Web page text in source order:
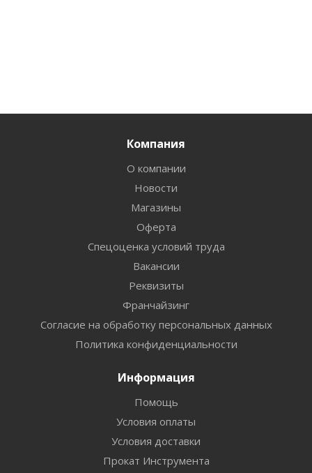
Компания
О компании
Новости
Магазины
Оферта
Спецоценка условий труда
Вакансии
Реквизиты
Франчайзинг
Согласие на обработку персональных данных
Политика конфиденциальности
Информация
Помощь
Условия оплаты
Условия доставки
Прокат Инструмента